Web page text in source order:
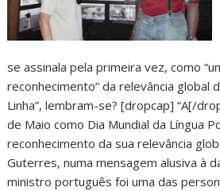
se assinala pela primeira vez, como
reconhecimento” da relevância global
Linha”, lembram-se? [dropcap] “A[/
de Maio como Dia Mundial da Língua
reconhecimento da sua relevância
Guterres, numa mensagem alusiva à
ministro português foi uma das